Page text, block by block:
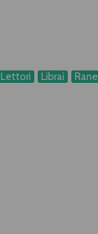
Lettori Librai Rane